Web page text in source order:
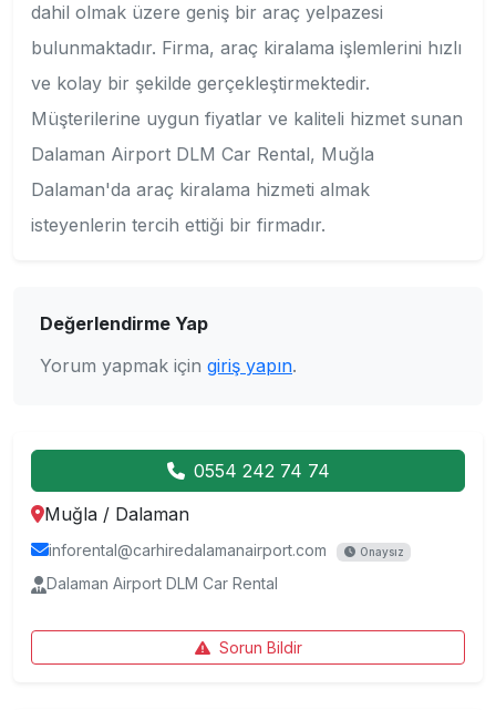
dahil olmak üzere geniş bir araç yelpazesi
bulunmaktadır. Firma, araç kiralama işlemlerini hızlı
ve kolay bir şekilde gerçekleştirmektedir.
Müşterilerine uygun fiyatlar ve kaliteli hizmet sunan
Dalaman Airport DLM Car Rental, Muğla
Dalaman'da araç kiralama hizmeti almak
isteyenlerin tercih ettiği bir firmadır.
Değerlendirme Yap
Yorum yapmak için giriş yapın.
0554 242 74 74
Muğla / Dalaman
inforental@carhiredalamanairport.com Onaysız
Dalaman Airport DLM Car Rental
Sorun Bildir